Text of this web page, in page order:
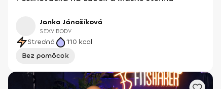
Janka Jánošíková
SEXY BODY
Stredná 110 kcal
Bez pomôcok